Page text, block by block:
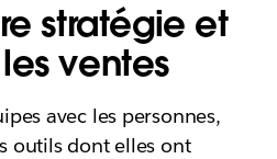
stratégie et
ventes
avec les personnes,
outils dont elles ont